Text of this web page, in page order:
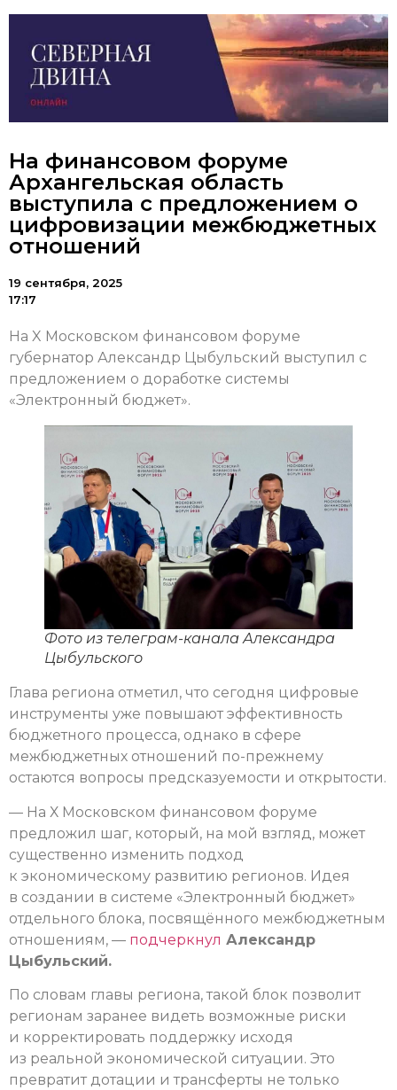
На финансовом форуме
Архангельская область
выступила с предложением о
цифровизации межбюджетных
отношений
19 сентября, 2025
17:17
На X Московском финансовом форуме
губернатор Александр Цыбульский выступил с
предложением о доработке системы
«Электронный бюджет».
Фото из телеграм-канала Александра
Цыбульского
Глава региона отметил, что сегодня цифровые
инструменты уже повышают эффективность
бюджетного процесса, однако в сфере
межбюджетных отношений по-прежнему
остаются вопросы предсказуемости и открытости.
— На Х Московском финансовом форуме
предложил шаг, который, на мой взгляд, может
существенно изменить подход
к экономическому развитию регионов. Идея
в создании в системе «Электронный бюджет»
отдельного блока, посвящённого межбюджетным
отношениям, — подчеркнул Александр
Цыбульский.
По словам главы региона, такой блок позволит
регионам заранее видеть возможные риски
и корректировать поддержку исходя
из реальной экономической ситуации. Это
превратит дотации и трансферты не только